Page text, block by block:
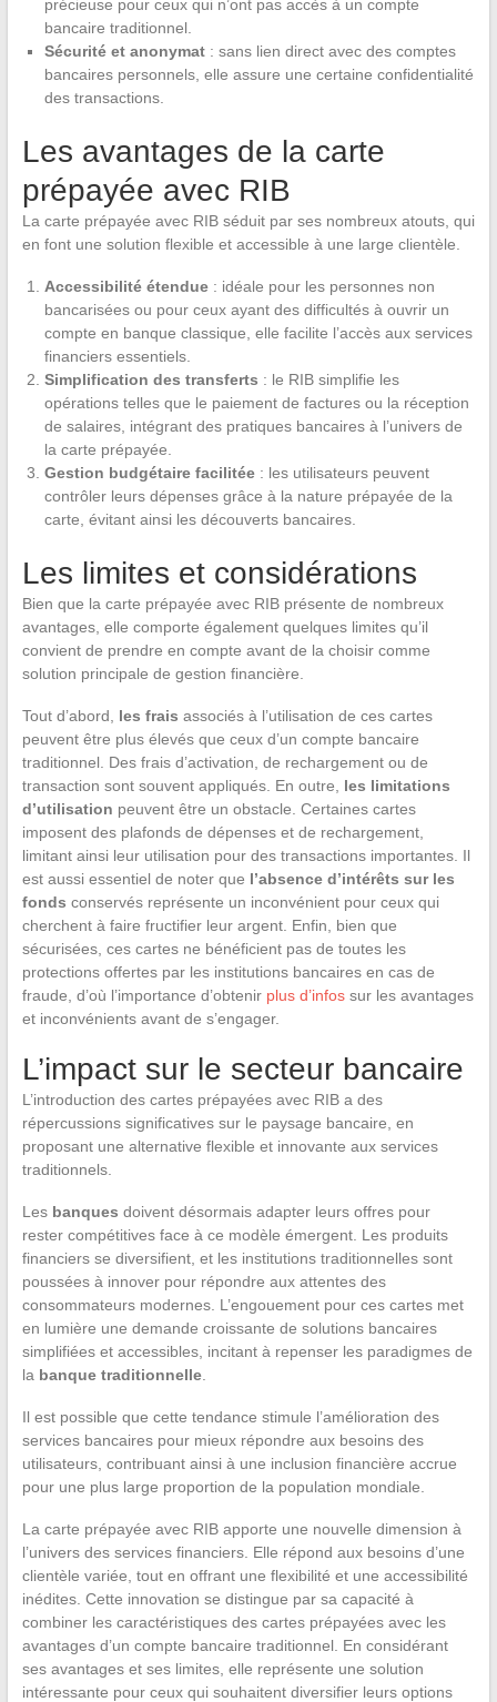
précieuse pour ceux qui n’ont pas accès à un compte
bancaire traditionnel.
Sécurité et anonymat: sans lien direct avec des comptes
bancaires personnels, elle assure une certaine confidentialité
des transactions.
Les avantages de la carte
prépayée avec RIB
La carte prépayée avec RIB séduit par ses nombreux atouts, qui
en font une solution flexible et accessible à une large clientèle.
Accessibilité étendue: idéale pour les personnes non
bancarisées ou pour ceux ayant des difficultés à ouvrir un
compte en banque classique, elle facilite l’accès aux services
financiers essentiels.
Simplification des transferts : le RIB simplifie les
opérations telles que le paiement de factures ou la réception
de salaires, intégrant des pratiques bancaires à l’univers de
la carte prépayée.
Gestion budgétaire facilitée: les utilisateurs peuvent
contrôler leurs dépenses grâce à la nature prépayée de la
carte, évitant ainsi les découverts bancaires.
Les limites et considérations
Bien que la carte prépayée avec RIB présente de nombreux
avantages, elle comporte également quelques limites qu’il
convient de prendre en compte avant de la choisir comme
solution principale de gestion financière.
Tout d’abord, les frais associés à l’utilisation de ces cartes
peuvent être plus élevés que ceux d’un compte bancaire
traditionnel. Des frais d’activation, de rechargement ou de
transaction sont souvent appliqués. En outre, les limitations
d’utilisation peuvent être un obstacle. Certaines cartes
imposent des plafonds de dépenses et de rechargement,
limitant ainsi leur utilisation pour des transactions importantes. Il
est aussi essentiel de noter que l’absence d’intérêts sur les
fonds conservés représente un inconvénient pour ceux qui
cherchent à faire fructifier leur argent. Enfin, bien que
sécurisées, ces cartes ne bénéficient pas de toutes les
protections offertes par les institutions bancaires en cas de
fraude, d’où l’importance d’obtenir plus d’infossur les avantages
et inconvénients avant de s’engager.
L’impact sur le secteur bancaire
L’introduction des cartes prépayées avec RIB a des
répercussions significatives sur le paysage bancaire, en
proposant une alternative flexible et innovante aux services
traditionnels.
Les banques doivent désormais adapter leurs offres pour
rester compétitives face à ce modèle émergent. Les produits
financiers se diversifient, et les institutions traditionnelles sont
poussées à innover pour répondre aux attentes des
consommateurs modernes. L’engouement pour ces cartes met
en lumière une demande croissante de solutions bancaires
simplifiées et accessibles, incitant à repenser les paradigmes de
la banque traditionnelle.
Il est possible que cette tendance stimule l’amélioration des
services bancaires pour mieux répondre aux besoins des
utilisateurs, contribuant ainsi à une inclusion financière accrue
pour une plus large proportion de la population mondiale.
La carte prépayée avec RIB apporte une nouvelle dimension à
l’univers des services financiers. Elle répond aux besoins d’une
clientèle variée, tout en offrant une flexibilité et une accessibilité
inédites. Cette innovation se distingue par sa capacité à
combiner les caractéristiques des cartes prépayées avec les
avantages d’un compte bancaire traditionnel. En considérant
ses avantages et ses limites, elle représente une solution
intéressante pour ceux qui souhaitent diversifier leurs options